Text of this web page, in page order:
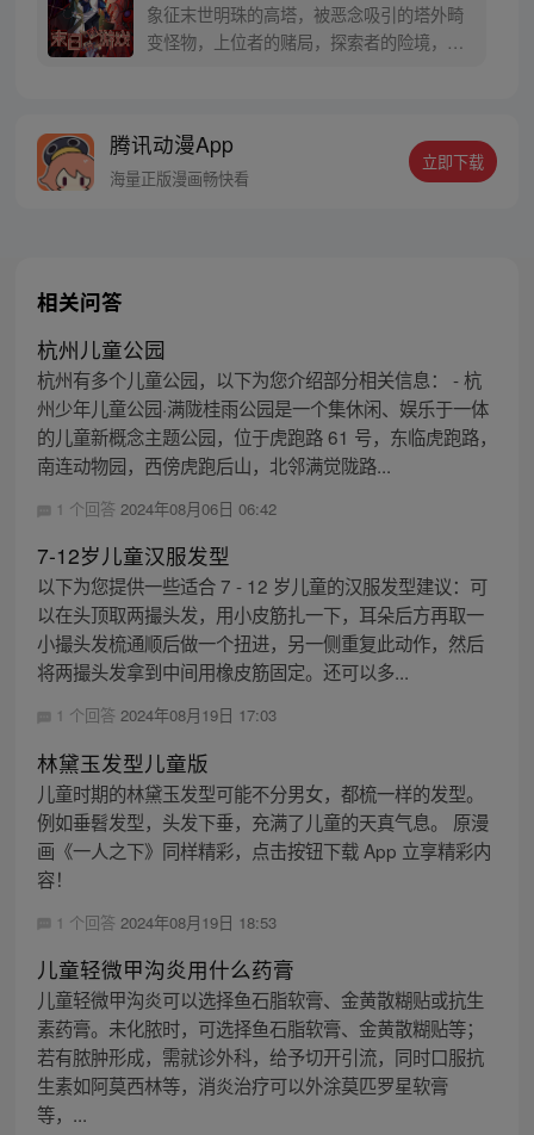
象征末世明珠的高塔，被恶念吸引的塔外畸
变怪物，上位者的赌局，探索者的险境，末
腾讯动漫App
海量正版漫画畅快看
立即下载
相关问答
杭州儿童公园
杭州有多个儿童公园，以下为您介绍部分相关信息： - 杭
州少年儿童公园·满陇桂雨公园是一个集休闲、娱乐于一体
的儿童新概念主题公园，位于虎跑路 61 号，东临虎跑路，
南连动物园，西傍虎跑后山，北邻满觉陇路...
1 个回答 2024年08月06日 06:42
7-12岁儿童汉服发型
以下为您提供一些适合 7 - 12 岁儿童的汉服发型建议：可
以在头顶取两撮头发，用小皮筋扎一下，耳朵后方再取一
小撮头发梳通顺后做一个扭进，另一侧重复此动作，然后
将两撮头发拿到中间用橡皮筋固定。还可以多...
1 个回答 2024年08月19日 17:03
林黛玉发型儿童版
儿童时期的林黛玉发型可能不分男女，都梳一样的发型。
例如垂髫发型，头发下垂，充满了儿童的天真气息。 原漫
画《一人之下》同样精彩，点击按钮下载 App 立享精彩内
容！
1 个回答 2024年08月19日 18:53
儿童轻微甲沟炎用什么药膏
儿童轻微甲沟炎可以选择鱼石脂软膏、金黄散糊贴或抗生
素药膏。未化脓时，可选择鱼石脂软膏、金黄散糊贴等；
若有脓肿形成，需就诊外科，给予切开引流，同时口服抗
生素如阿莫西林等，消炎治疗可以外涂莫匹罗星软膏
等，...